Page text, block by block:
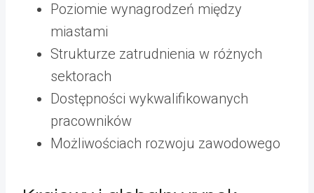
Poziomie wynagrodzeń między
miastami
Strukturze zatrudnienia w różnych
sektorach
Dostępności wykwalifikowanych
pracowników
Możliwościach rozwoju zawodowego